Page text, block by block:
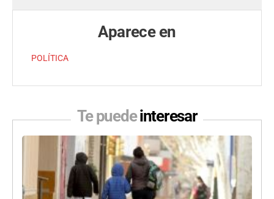
Aparece en
POLÍTICA
Te puedeinteresar